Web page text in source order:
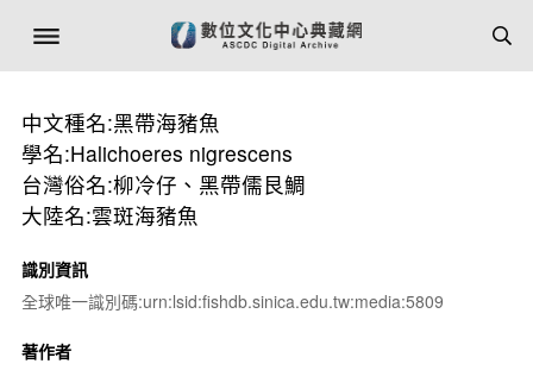
中文種名:黑帶海豬魚
學名:Halichoeres nigrescens
台灣俗名:柳冷仔、黑帶儒艮鯛
大陸名:雲斑海豬魚
識別資訊
全球唯一識別碼:urn:lsid:fishdb.sinica.edu.tw:media:5809
著作者